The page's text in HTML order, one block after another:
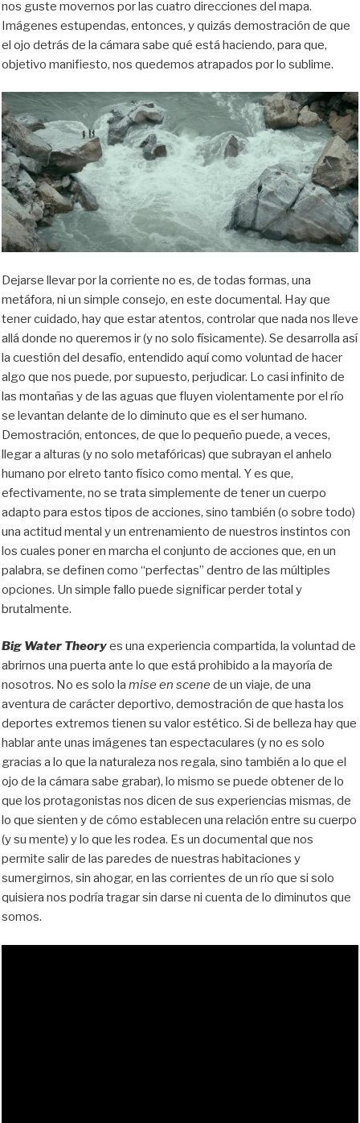
nos guste movernos por las cuatro direcciones del mapa.
Imágenes estupendas, entonces, y quizás demostración de que
el ojo detrás de la cámara sabe qué está haciendo, para que,
objetivo manifiesto, nos quedemos atrapados por lo sublime.
Dejarse llevar por la corriente no es, de todas formas, una
metáfora, ni un simple consejo, en este documental. Hay que
tener cuidado, hay que estar atentos, controlar que nada nos lleve
allá donde no queremos ir (y no solo físicamente). Se desarrolla así
la cuestión del desafío, entendido aquí como voluntad de hacer
algo que nos puede, por supuesto, perjudicar. Lo casi infinito de
las montañas y de las aguas que fluyen violentamente por el río
se levantan delante de lo diminuto que es el ser humano.
Demostración, entonces, de que lo pequeño puede, a veces,
llegar a alturas (y no solo metafóricas) que subrayan el anhelo
humano por elreto tanto físico como mental. Y es que,
efectivamente, no se trata simplemente de tener un cuerpo
adapto para estos tipos de acciones, sino también (o sobre todo)
una actitud mental y un entrenamiento de nuestros instintos con
los cuales poner en marcha el conjunto de acciones que, en un
palabra, se definen como “perfectas” dentro de las múltiples
opciones. Un simple fallo puede significar perder total y
brutalmente.
Big Water Theoryes una experiencia compartida, la voluntad de
abrirnos una puerta ante lo que está prohibido a la mayoría de
nosotros. No es solo la mise en scene de un viaje, de una
aventura de carácter deportivo, demostración de que hasta los
deportes extremos tienen su valor estético. Si de belleza hay que
hablar ante unas imágenes tan espectaculares (y no es solo
gracias a lo que la naturaleza nos regala, sino también a lo que el
ojo de la cámara sabe grabar), lo mismo se puede obtener de lo
que los protagonistas nos dicen de sus experiencias mismas, de
lo que sienten y de cómo establecen una relación entre su cuerpo
(y su mente) y lo que les rodea. Es un documental que nos
permite salir de las paredes de nuestras habitaciones y
sumergirnos, sin ahogar, en las corrientes de un río que si solo
quisiera nos podría tragar sin darse ni cuenta de lo diminutos que
somos.